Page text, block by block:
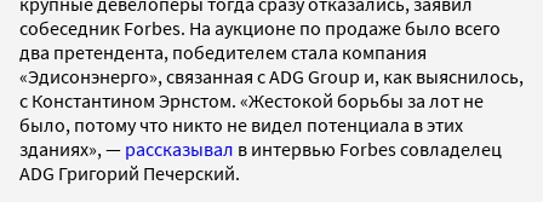
собеседник Forbes. На аукционе по продаже было всего
два претендента, победителем стала компания
«Эдисонэнерго», связанная с ADG Group и, как выяснилось,
с Константином Эрнстом. «Жестокой борьбы за лот не
было, потому что никто не видел потенциала в этих
зданиях», — рассказывал в интервью Forbes совладелец
ADG Григорий Печерский.